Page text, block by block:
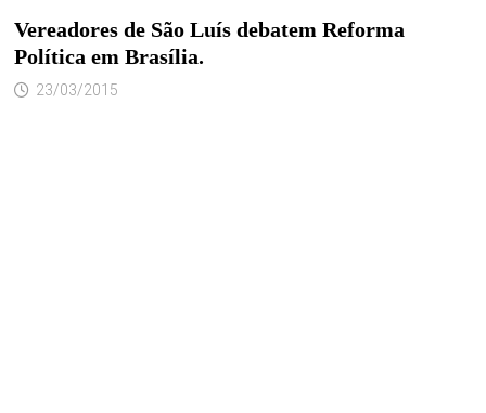
Vereadores de São Luís debatem Reforma
Política em Brasília.
23/03/2015